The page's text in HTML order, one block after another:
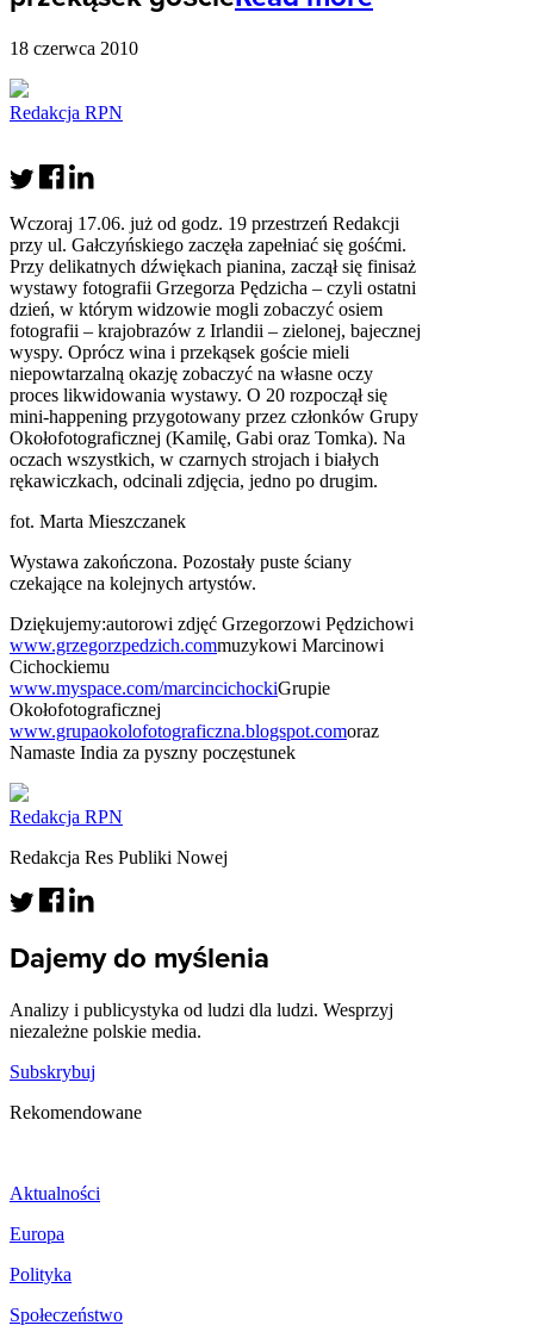
18 czerwca 2010
Redakcja RPN
Wczoraj 17.06. już od godz. 19 przestrzeń Redakcji
przy ul. Gałczyńskiego zaczęła zapełniać się gośćmi.
Przy delikatnych dźwiękach pianina, zaczął się finisaż
wystawy fotografii Grzegorza Pędzicha – czyli ostatni
dzień, w którym widzowie mogli zobaczyć osiem
fotografii – krajobrazów z Irlandii – zielonej, bajecznej
wyspy. Oprócz wina i przekąsek goście mieli
niepowtarzalną okazję zobaczyć na własne oczy
proces likwidowania wystawy. O 20 rozpoczął się
mini-happening przygotowany przez członków Grupy
Okołofotograficznej (Kamilę, Gabi oraz Tomka). Na
oczach wszystkich, w czarnych strojach i białych
rękawiczkach, odcinali zdjęcia, jedno po drugim.
fot. Marta Mieszczanek
Wystawa zakończona. Pozostały puste ściany
czekające na kolejnych artystów.
Dziękujemy:autorowi zdjęć Grzegorzowi Pędzichowi
www.grzegorzpedzich.commuzykowi Marcinowi
Cichockiemu
www.myspace.com/marcincichockiGrupie
Okołofotograficznej
www.grupaokolofotograficzna.blogspot.comoraz
Namaste India za pyszny poczęstunek
Redakcja RPN
Redakcja Res Publiki Nowej
Dajemy do myślenia
Analizy i publicystyka od ludzi dla ludzi. Wesprzyj
niezależne polskie media.
Subskrybuj
Rekomendowane
Aktualności
Europa
Polityka
Społeczeństwo